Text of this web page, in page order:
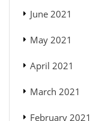
June 2021
May 2021
April 2021
March 2021
February 2021